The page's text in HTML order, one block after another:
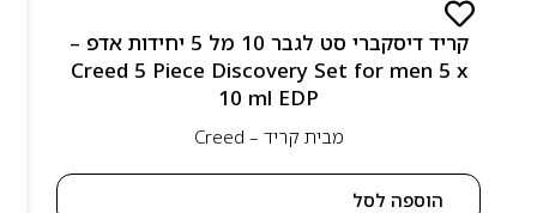
קריד דיסקברי סט לגבר 10 מל 5 יחידות אדפ –
Creed 5 Piece Discovery Set for men 5 x
10 ml EDP
מבית קריד – Creed
הוספה לסל